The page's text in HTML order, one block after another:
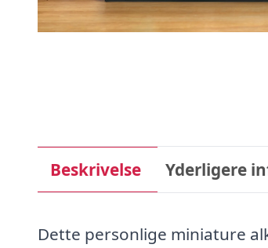
Beskrivelse Yderligere
Dette personlige miniature